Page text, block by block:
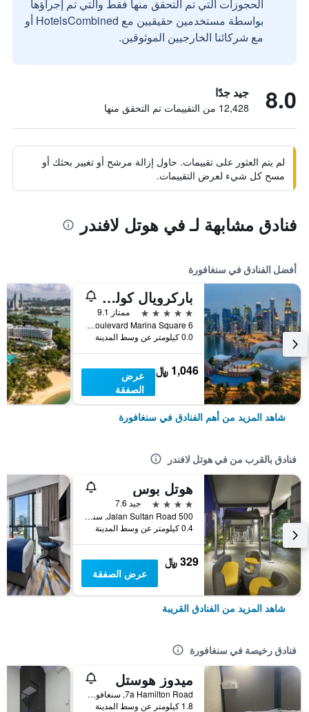
الحجوزات التي تم التحقق منها فقط والتي تم إجراؤها
بواسطة مستخدمين حقيقيين مع HotelsCombined أو
مع شركائنا الخارجيين الموثوقين.
8.0 جيد جدًا
12,428 من التقييمات تم التحقق منها
لم يتم العثور على تقييمات. حاول إزالة مرشح أو تغيير بحثك أو
مسح كل شيء لعرض التقييمات.
فنادق مشابهة لـ في هوتل لافندر
أفضل الفنادق في سنغافورة
باركرويال كوليكشن مارينا باي، سنغافورة
5 نجوم
ممتاز 9.1
6 Raffles Boulevard Marina Square, سنغافورة, سنغافورة
0.0 كيلومتر عن وسط المدينة
1,046 ﷼
عرض
الصفقة
شاهد المزيد من أهم الفنادق في سنغافورة
فنادق بالقرب من في هوتل لافندر
هوتل بوس
4 نجوم
جيد 7.6
500 Jalan Sultan Road, سنغافورة, سنغافورة
0.4 كيلومتر عن وسط المدينة
329 ﷼
عرض الصفقة
شاهد المزيد من الفنادق القريبة
فنادق رخيصة في سنغافورة
ميدوز هوستل
7a Hamilton Road, سنغافورة, سنغافورة
1.8 كيلومتر عن وسط المدينة